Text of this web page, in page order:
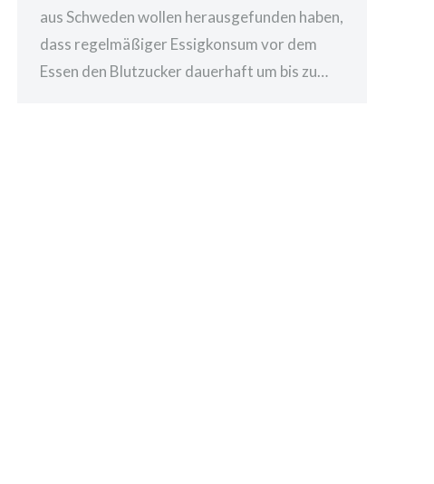
aus Schweden wollen herausgefunden haben,
dass regelmäßiger Essigkonsum vor dem
Essen den Blutzucker dauerhaft um bis zu…